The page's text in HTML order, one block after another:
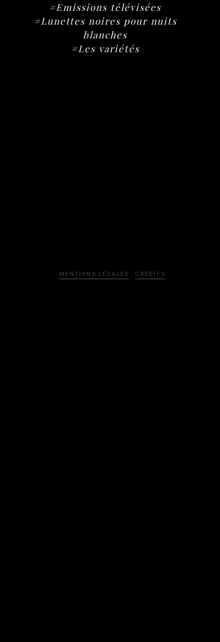
#Emissions télévisées
#Lunettes noires pour nuits
blanches
#Les variétés
MENTIONS LÉGALES CRÉDITS